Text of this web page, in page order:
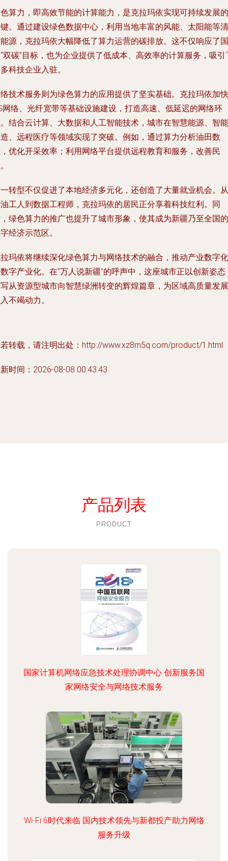
算力，即高效节能的计算能力，是克拉玛依实现可持续发展的
。通过建设绿色数据中心，利用当地丰富的风能、太阳能等清
源，克拉玛依大幅降低了算力运营的碳排放。这不仅响应了国
双碳”目标，也为企业提供了低成本、高效率的计算服务，吸引
科技企业入驻。
技术服务则为绿色算力的应用提供了坚实基础。克拉玛依加快
网络、光纤宽带等基础设施建设，打造高速、低延迟的网络环
结合云计算、大数据和人工智能技术，城市在智慧能源、智能
、远程医疗等领域实现了突破。例如，通过算力分析油田数
优化开采效率；利用网络平台提供远程教育和服务，改善民
转型不仅促进了本地经济多元化，还创造了大量就业机会。从
工人到数据工程师，克拉玛依的居民正分享着科技红利。同
绿色算力的推广也提升了城市形象，使其成为新疆乃至全国的
经济示范区。
玛依将继续深化绿色算力与网络技术的融合，推动产业数字化
字产业化。在“万人说新疆”的呼声中，这座城市正以创新姿态
从资源型城市向智慧绿洲转变的辉煌篇章，为区域高质量发展
不竭动力。
转载，请注明出处：http://www.xz8m5q.com/product/1.html
时间：2026-08-08 00:43:43
产品列表
PRODUCT
国家计算机网络应急技术处理协调中心 创新服务国
家网络安全与网络技术服务
Wi-Fi 6时代来临 国内技术领先与新都投产助力网络
服务升级